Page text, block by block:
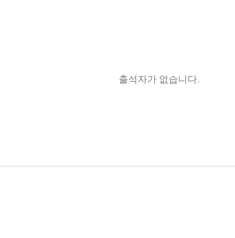
출석자가 없습니다.